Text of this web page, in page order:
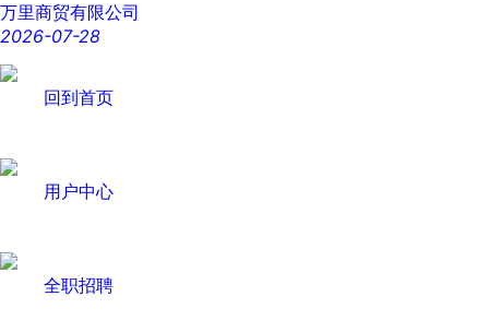
万里商贸有限公司
2026-07-28
回到首页
用户中心
全职招聘